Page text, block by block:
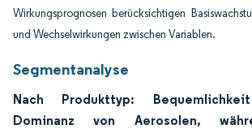
Wirkungsprognosen berücksichtigen
und Wechselwirkungen zwischen Variablen.
Segmentanalyse
Nach Produkttyp:
Dominanz von Aerosolen,